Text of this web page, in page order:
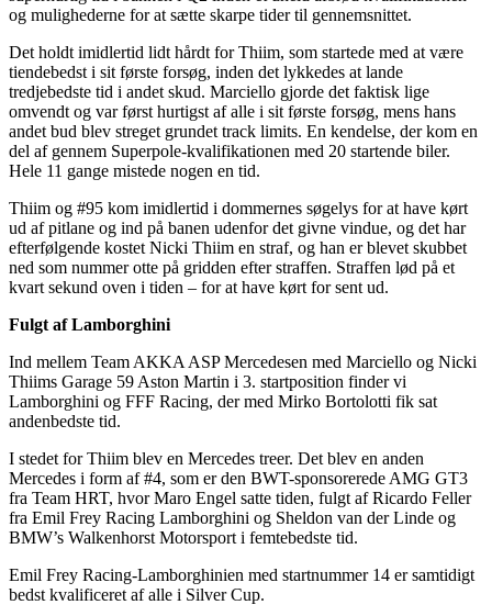
og mulighederne for at sætte skarpe tider til gennemsnittet.
Det holdt imidlertid lidt hårdt for Thiim, som startede med at være
tiendebedst i sit første forsøg, inden det lykkedes at lande
tredjebedste tid i andet skud. Marciello gjorde det faktisk lige
omvendt og var først hurtigst af alle i sit første forsøg, mens hans
andet bud blev streget grundet track limits. En kendelse, der kom en
del af gennem Superpole-kvalifikationen med 20 startende biler.
Hele 11 gange mistede nogen en tid.
Thiim og #95 kom imidlertid i dommernes søgelys for at have kørt
ud af pitlane og ind på banen udenfor det givne vindue, og det har
efterfølgende kostet Nicki Thiim en straf, og han er blevet skubbet
ned som nummer otte på gridden efter straffen. Straffen lød på et
kvart sekund oven i tiden – for at have kørt for sent ud.
Fulgt af Lamborghini
Ind mellem Team AKKA ASP Mercedesen med Marciello og Nicki
Thiims Garage 59 Aston Martin i 3. startposition finder vi
Lamborghini og FFF Racing, der med Mirko Bortolotti fik sat
andenbedste tid.
I stedet for Thiim blev en Mercedes treer. Det blev en anden
Mercedes i form af #4, som er den BWT-sponsorerede AMG GT3
fra Team HRT, hvor Maro Engel satte tiden, fulgt af Ricardo Feller
fra Emil Frey Racing Lamborghini og Sheldon van der Linde og
BMW’s Walkenhorst Motorsport i femtebedste tid.
Emil Frey Racing-Lamborghinien med startnummer 14 er samtidigt
bedst kvalificeret af alle i Silver Cup.